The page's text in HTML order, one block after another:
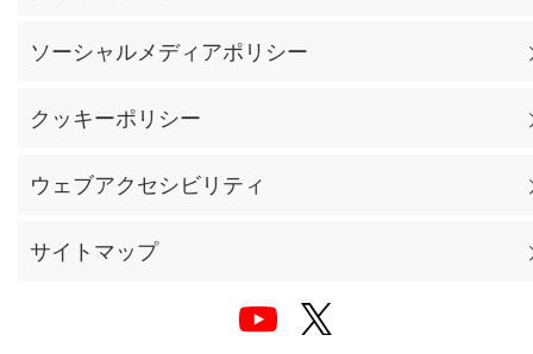
ソーシャルメディアポリシー
クッキーポリシー
ウェブアクセシビリティ
サイトマップ